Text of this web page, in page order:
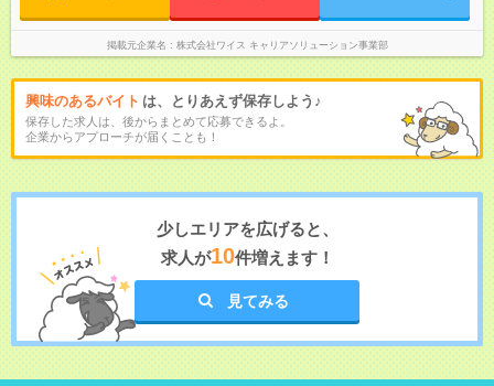
掲載元企業名 株式会社ワイス キャリアソリューション事業部
興味のあるバイト は、とりあえず保存しよう♪
保存した求人は、後からまとめて応募できるよ。
企業からアプローチが届くことも！
少しエリアを広げると、
求人が10件増えます！
見てみる